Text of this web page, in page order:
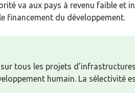
va aux pays à revenu faible et
financement du développement.
sur tous les projets
humain. La sélectivité